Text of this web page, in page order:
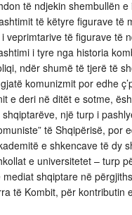
të ndjekin shembullën e
të këtyre figurave të
veprimtarive të figurave të
i tyre nga historia
ndër shumë të tjerë të
komunizmit por edhe
e deri në ditët e sotme,
një turp i
të Shqipërisë, por
e shkencave të dy
e universitetet – turp
shqiptare në
të Kombit, për kontributin